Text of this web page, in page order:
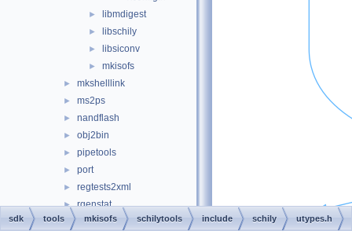
► libmdigest
► libschily
► libsiconv
► mkisofs
► mkshelllink
► ms2ps
► nandflash
► obj2bin
► pipetools
► port
► regtests2xml
► rgenstat
► rsym
sdk tools mkisofs schilytools include schily utypes.h